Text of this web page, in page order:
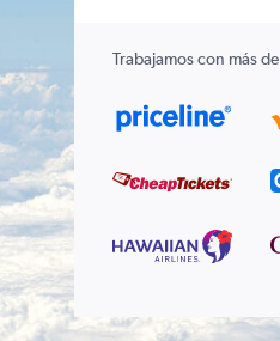
Trabajamos con más